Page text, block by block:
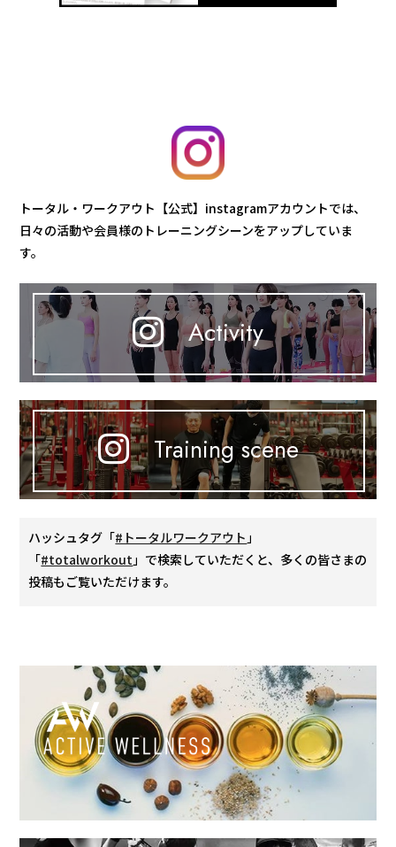
トータル・ワークアウト【公式】instagramアカウントでは、
日々の活動や会員様のトレーニングシーンをアップしていま
す。
Activity
Training scene
ハッシュタグ「#トータルワークアウト 」
「#totalworkout 」で検索していただくと、多くの皆さまの
投稿もご覧いただけます。